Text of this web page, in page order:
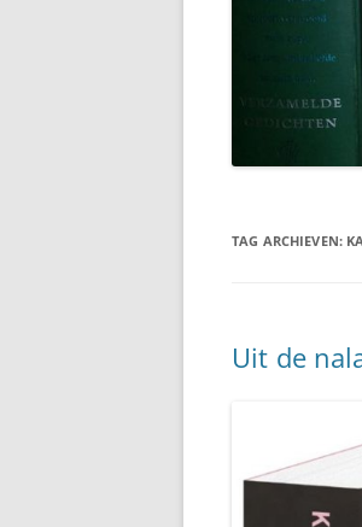
TAG ARCHIEVEN:
Uit de